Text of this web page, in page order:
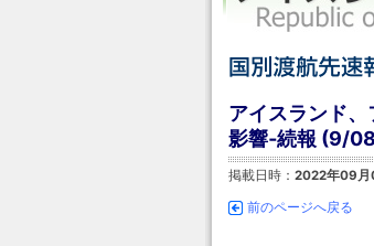
アイスランド
影響‐続報 (9/
掲載日時： 2022年09月
前のページへ戻る